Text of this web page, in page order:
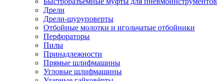
Дрели
Дрели-шуруповерты
Отбойные молотки и игольчатые отбойники
Перфораторы
Пилы
Принадлежности
Прямые шлифмашины
Угловые шлифмашины